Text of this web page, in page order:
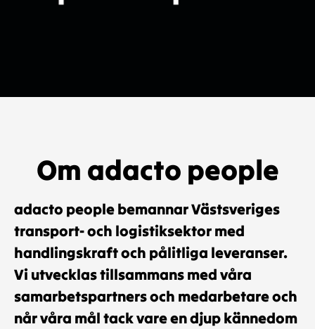
Om adacto people
adacto people bemannar Västsveriges
transport- och logistiksektor med
handlingskraft och pålitliga leveranser.
Vi utvecklas tillsammans med våra
samarbetspartners och medarbetare och
når våra mål tack vare en djup kännedom